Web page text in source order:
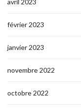
avril 2023
février 2023
janvier 2023
novembre 2022
octobre 2022